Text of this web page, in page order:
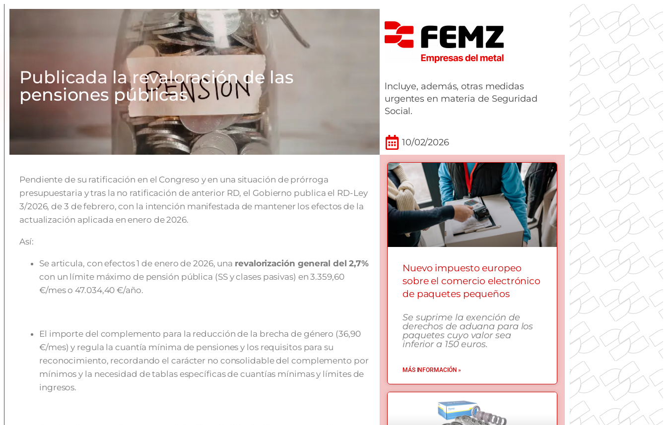
Publicada la revaloración de las
pensiones públicas
lncluye, además, otras medidas
urgentes en materia de Seguridad
Social.
10/02/2026
Pendiente de su ratificación en el Congreso y en una situación de prórroga
presupuestaria y tras la no ratificación de anterior RD, el Gobierno publica el RD-Ley
3/2026, de 3 de febrero, con la intención manifestada de mantener los efectos de la
actualización aplicada en enero de 2026.
Así:
Se articula, con efectos 1 de enero de 2026, una revalorización general del 2,7%
con un límite máximo de pensión pública (SS y clases pasivas) en 3.359,60
€/mes o 47.034,40 €/año.
El importe del complemento para la reducción de la brecha de género (36,90
€/mes) y regula la cuantía mínima de pensiones y los requisitos para su
reconocimiento, recordando el carácter no consolidable del complemento por
mínimos y la necesidad de tablas específicas de cuantías mínimas y límites de
ingresos.
Nuevo impuesto europeo
sobre el comercio electrónico
de paquetes pequeños
Se suprime la exención de
derechos de aduana para los
paquetes cuyo valor sea
inferior a 150 euros.
MÁS INFORMACIÓN »